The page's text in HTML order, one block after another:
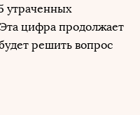
утраченных
цифра продолжает
решить вопрос